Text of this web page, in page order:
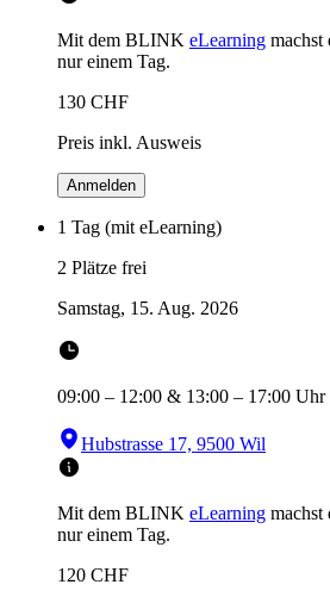
Mit dem BLINK eLearning machst
nur einem Tag.
130 CHF
Preis inkl. Ausweis
Anmelden
1 Tag (mit eLearning)
2 Plätze frei
Samstag, 15. Aug. 2026
09:00 – 12:00 & 13:00 – 17:00 Uhr
Hubstrasse 17, 9500 Wil
Mit dem BLINK eLearning machst
nur einem Tag.
120 CHF